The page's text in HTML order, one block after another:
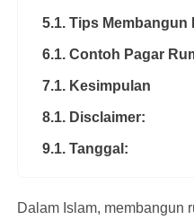
5.1. Tips Membangun
6.1. Contoh Pagar
7.1. Kesimpulan
8.1. Disclaimer:
9.1. Tanggal:
Dalam Islam, membangun